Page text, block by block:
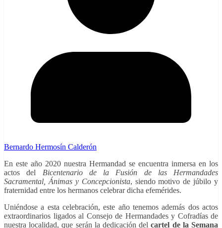
Bernardo Hermosín Calderón
En este año 2020 nuestra Hermandad se encuentra inmersa en los
actos del Bicentenario de la Fusión de las Hermandades
Sacramental, Ánimas y Concepcionista, siendo motivo de júbilo y
fraternidad entre los hermanos celebrar dicha efemérides.
Uniéndose a esta celebración, este año tenemos además dos actos
extraordinarios ligados al Consejo de Hermandades y Cofradías de
nuestra localidad, que serán la dedicación delcartel de la Semana